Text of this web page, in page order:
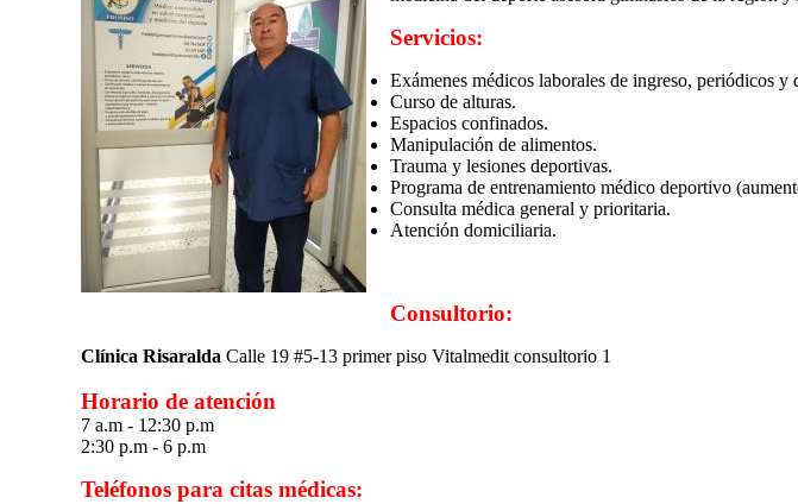
Servicios:
Exámenes médicos laborales de ingreso, periódicos y
⁠Curso de alturas.
⁠Espacios confinados.
⁠Manipulación de alimentos.
⁠Trauma y lesiones deportivas.
⁠Programa de entrenamiento médico deportivo
⁠Consulta médica general y prioritaria.
⁠Atención domiciliaria.
Consultorio:
Clínica Risaralda Calle 19 #5-13 primer piso Vitalmedit consultorio 1
Horario de atención
7 a.m - 12:30 p.m
2:30 p.m - 6 p.m
Teléfonos para citas médicas: